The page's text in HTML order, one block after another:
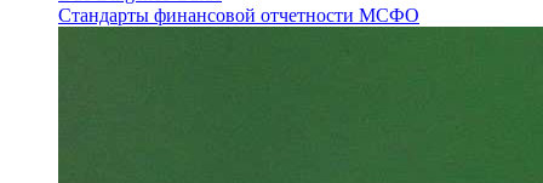
Стандарты финансовой отчетности МСФО